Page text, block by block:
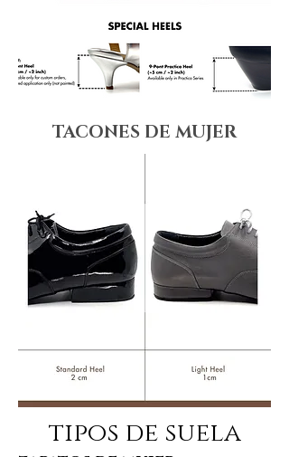
TACONES DE MUJER
tipos de suela